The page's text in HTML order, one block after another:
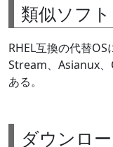
類似ソフ
RHEL互換の代替
Stream、Asianux
ある。
ダウンロ